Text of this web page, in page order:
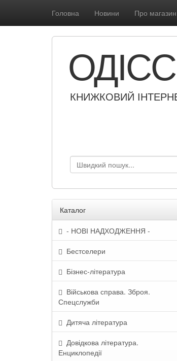
Головна Новини Про магазин
КНИЖКОВИЙ
Каталог
- НОВІ НАДХОДЖЕННЯ -
Бестселери
Бізнес-література
Військова справа. Зброя.
Спецслужби
Дитяча література
Довідкова література.
Енциклопедії